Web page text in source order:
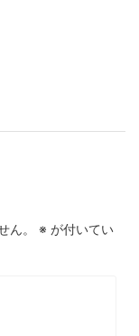
ん。 ※ が付いてい